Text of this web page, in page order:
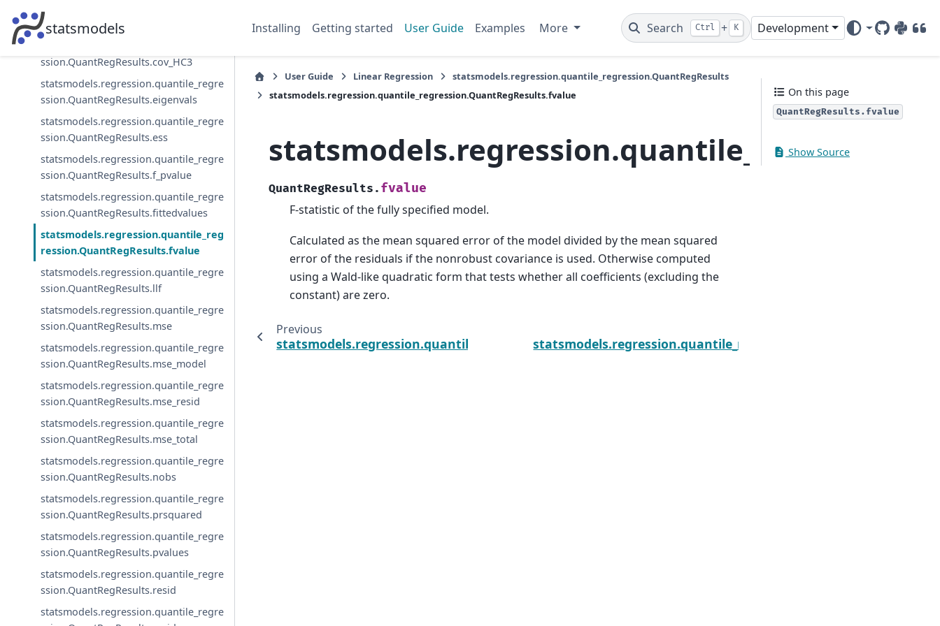
statsmodels Installing Getting started User Guide Examples More Search Ctrl + K Development
GitHub
PyPIDOI
statsmodels.regression.quantile_regre
ssion.QuantRegResults.cov_HC2
ssion.QuantRegResults.cov_HC3
statsmodels.regression.quantile_regre
ssion.QuantRegResults.eigenvals
statsmodels.regression.quantile_regre
ssion.QuantRegResults.ess
statsmodels.regression.quantile_regre
ssion.QuantRegResults.f_pvalue
statsmodels.regression.quantile_regre
ssion.QuantRegResults.fittedvalues
statsmodels.regression.quantile_reg
ression.QuantRegResults.fvalue
statsmodels.regression.quantile_regre
ssion.QuantRegResults.llf
statsmodels.regression.quantile_regre
ssion.QuantRegResults.mse
statsmodels.regression.quantile_regre
ssion.QuantRegResults.mse_model
statsmodels.regression.quantile_regre
ssion.QuantRegResults.mse_resid
statsmodels.regression.quantile_regre
ssion.QuantRegResults.mse_total
statsmodels.regression.quantile_regre
ssion.QuantRegResults.nobs
statsmodels.regression.quantile_regre
ssion.QuantRegResults.prsquared
statsmodels.regression.quantile_regre
ssion.QuantRegResults.pvalues
statsmodels.regression.quantile_regre
ssion.QuantRegResults.resid
statsmodels.regression.quantile_regre
User Guide Linear Regression
statsmodels.regression.quantile_regression.QuantRegResults
statsmodels.regression.quantile_regression.QuantRegResults.fvalue
QuantRegResults. fvalue
F-statistic of the fully specified model.
Calculated as the mean squared error of the model divided by the mean squared
error of the residuals if the nonrobust covariance is used. Otherwise computed
using a Wald-like quadratic form that tests whether all coefficients (excluding the
constant) are zero.
Previous
statsmodels.regression.quantile_regression.QuantRegResults.fittedvalues
statsmodels.regression.quantile_regression.QuantRegResults.llf
On this page
QuantRegResults.fvalue
Show Source